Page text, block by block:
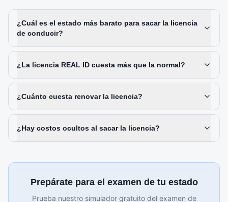
¿Cuál es el estado más barato para sacar la licencia
de conducir?
¿La licencia REAL ID cuesta más que la normal?
¿Cuánto cuesta renovar la licencia?
¿Hay costos ocultos al sacar la licencia?
Prepárate para el examen de tu estado
Prueba nuestro simulador gratuito del examen de